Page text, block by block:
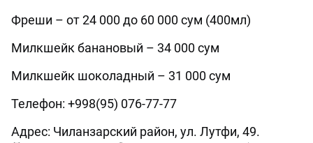
Фреши – от 24 000 до 60 000 сум (400мл)
Милкшейк банановый – 34 000 сум
Милкшейк шоколадный – 31 000 сум
Телефон: +998(95) 076-77-77
Адрес: Чиланзарский район, ул. Лутфи, 49.